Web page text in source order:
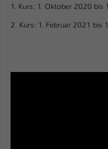
1. Kurs: 1. Oktober 2020 bis
2. Kurs: 1. Februar 2021 bis